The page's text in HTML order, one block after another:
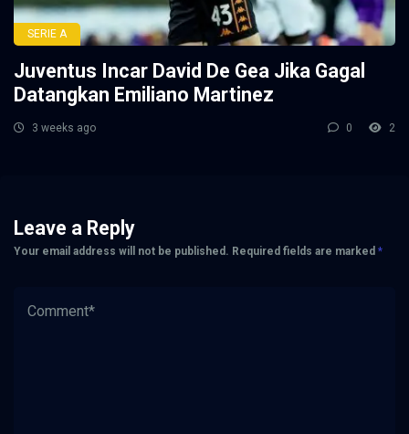
SERIE A
Juventus Incar David De Gea Jika Gagal
Datangkan Emiliano Martinez
3 weeks ago 0 2
Leave a Reply
Your email address will not be published. Required fields are marked *